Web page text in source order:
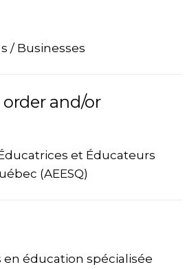
/ Businesses
and/or
et Éducateurs
(AEESQ)
en éducation spécialisée